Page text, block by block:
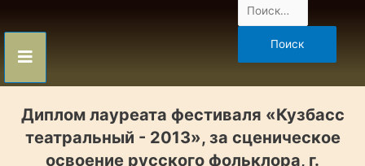
Диплом лауреата фестиваля «Кузбасс
театральный - 2013», за сценическое
освоение русского фольклора, г.